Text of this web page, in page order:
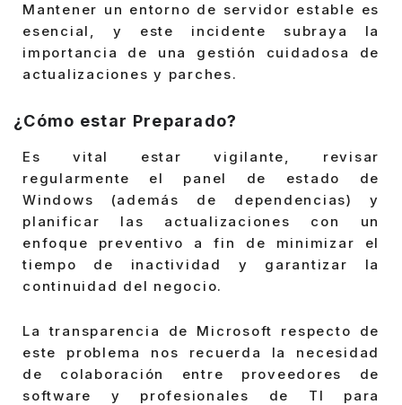
Mantener un entorno de servidor estable es
esencial, y este incidente subraya la
importancia de una gestión cuidadosa de
actualizaciones y parches.
¿Cómo estar Preparado?
Es vital estar vigilante, revisar
regularmente el panel de estado de
Windows (además de dependencias) y
planificar las actualizaciones con un
enfoque preventivo a fin de minimizar el
tiempo de inactividad y garantizar la
continuidad del negocio.
La transparencia de Microsoft respecto de
este problema nos recuerda la necesidad
de colaboración entre proveedores de
software y profesionales de TI para